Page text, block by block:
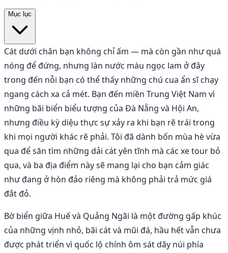
Mục lục
Cát dưới chân bạn không chỉ ấm — mà còn gần như quá
nóng để đứng, nhưng làn nước màu ngọc lam ở đây
trong đến nỗi bạn có thể thấy những chú cua ẩn sĩ chạy
ngang cách xa cả mét. Bạn đến miền Trung Việt Nam vì
những bãi biển biểu tượng của Đà Nẵng và Hội An,
nhưng điều kỳ diệu thực sự xảy ra khi bạn rẽ trái trong
khi mọi người khác rẽ phải. Tôi đã dành bốn mùa hè vừa
qua để săn tìm những dải cát yên tĩnh mà các xe tour bỏ
qua, và ba địa điểm này sẽ mang lại cho bạn cảm giác
như đang ở hòn đảo riêng mà không phải trả mức giá
đắt đỏ.
Bờ biển giữa Huế và Quảng Ngãi là một đường gấp khúc
của những vịnh nhỏ, bãi cát và mũi đá, hầu hết vẫn chưa
được phát triển vì quốc lộ chính ôm sát dãy núi phía